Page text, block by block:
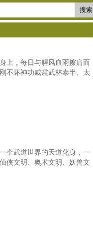
搜索
上，每日与腥风血雨擦肩而
不坏神功威震武林泰半、太
个武道世界的天道化身，一
侠文明、奥术文明、妖兽文